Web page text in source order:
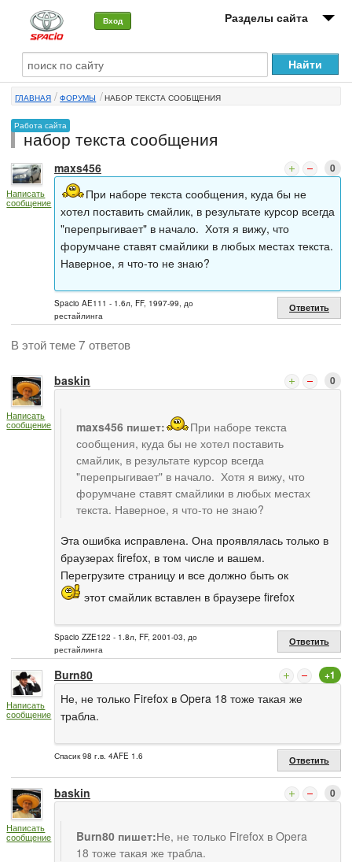
Вход Разделы сайта
О машине
Автоклуб
Форумы
Сервисы и услуги
Новости
ГЛАВНАЯ ФОРУМЫ НАБОР ТЕКСТА СООБЩЕНИЯ
Работа сайта
набор текста сообщения
Написать
сообщение
maxs456 0
При наборе текста сообщения, куда бы не
хотел поставить смайлик, в результате курсор всегда
"перепрыгивает" в начало. Хотя я вижу, что
форумчане ставят смайлики в любых местах текста.
Наверное, я что-то не знаю?
Spacio AE111 - 1.6л, FF, 1997-99, до
рестайлинга
Ответить
В этой теме 7 ответов
Написать
сообщение
baskin 0
maxs456 пишет:
При наборе текста
сообщения, куда бы не хотел поставить
смайлик, в результате курсор всегда
"перепрыгивает" в начало. Хотя я вижу, что
форумчане ставят смайлики в любых местах
текста. Наверное, я что-то не знаю?
Эта ошибка исправлена. Она проявлялась только в
браузерах firefox, в том числе и вашем.
Перегрузите страницу и все должно быть ок
этот смайлик вставлен в браузере firefox
Spacio ZZE122 - 1.8л, FF, 2001-03, до
рестайлинга
Ответить
Написать
сообщение
Burn80 +1
Не, не только Firefox в Opera 18 тоже такая же
трабла.
Спасик 98 г.в. 4AFE 1.6 Ответить
Написать
сообщение
baskin 0
Burn80 пишет:Не, не только Firefox в Opera
18 тоже такая же трабла.